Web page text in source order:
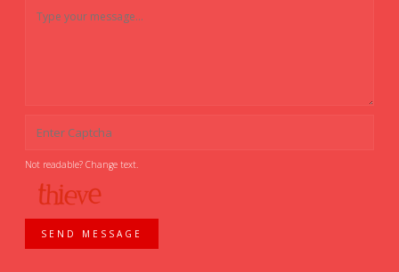
Not readable? Change text.
SEND MESSAGE